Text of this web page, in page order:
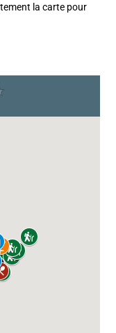
la carte pour